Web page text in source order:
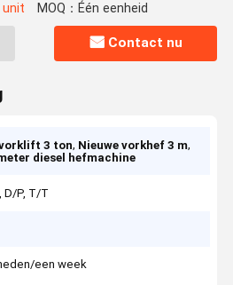
unit MOQ：Één eenheid
Contact nu
3 ton, Nieuwe vorkhef 3 m,
diesel hefmachine
D/P, T/T
een week